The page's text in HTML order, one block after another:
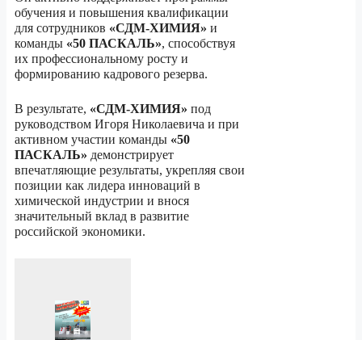
обучения и повышения квалификации
для сотрудников «СДМ-ХИМИЯ» и
команды «50 ПАСКАЛЬ», способствуя
их профессиональному росту и
формированию кадрового резерва.
В результате, «СДМ-ХИМИЯ» под
руководством Игоря Николаевича и при
активном участии команды «50
ПАСКАЛЬ» демонстрирует
впечатляющие результаты, укрепляя свои
позиции как лидера инноваций в
химической индустрии и внося
значительный вклад в развитие
российской экономики.